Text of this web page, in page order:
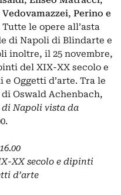
Vedovamazzei, Perino e
Tutte le opere all’asta
di Napoli di Blindarte e
inoltre, il 25 novembre,
del XIX-XX secolo e
Oggetti d’arte. Tra le
Oswald Achenbach,
di Napoli vista da
XX secolo e dipinti
d’arte